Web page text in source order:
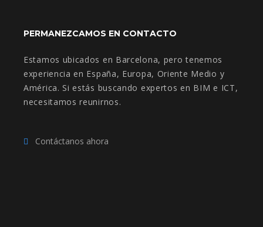
PERMANEZCAMOS EN CONTACTO
Estamos ubicados en Barcelona, pero tenemos
experiencia en España, Europa, Oriente Medio y
América. Si estás buscando expertos en BIM e ICT,
necesitamos reunirnos.
Contáctanos ahora